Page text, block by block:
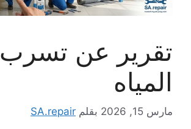
تقرير عن تسرب
المياه
مارس 15, 2026 بقلم SA.repair